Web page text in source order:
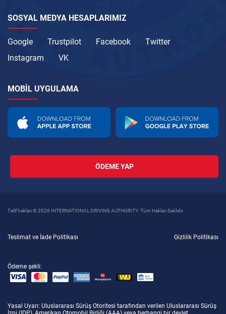
SOSYAL MEDYA HESAPLARIMIZ
Google Trustpilot Facebook
Twitter
Instagram
VK
MOBIL UYGULAMA
ÖDEME YAP
Telif hakları © 2026 INTERNATIONAL DRIVING AUTHORITY. Tüm Hakları Saklıdır
Teslimat ve İade Politikası Gizlilik Politikası
Ödeme şekli:
Yasal Uyarı: Uluslararası Sürüş Otoritesi tarafından verilen Uluslararası Sürüş